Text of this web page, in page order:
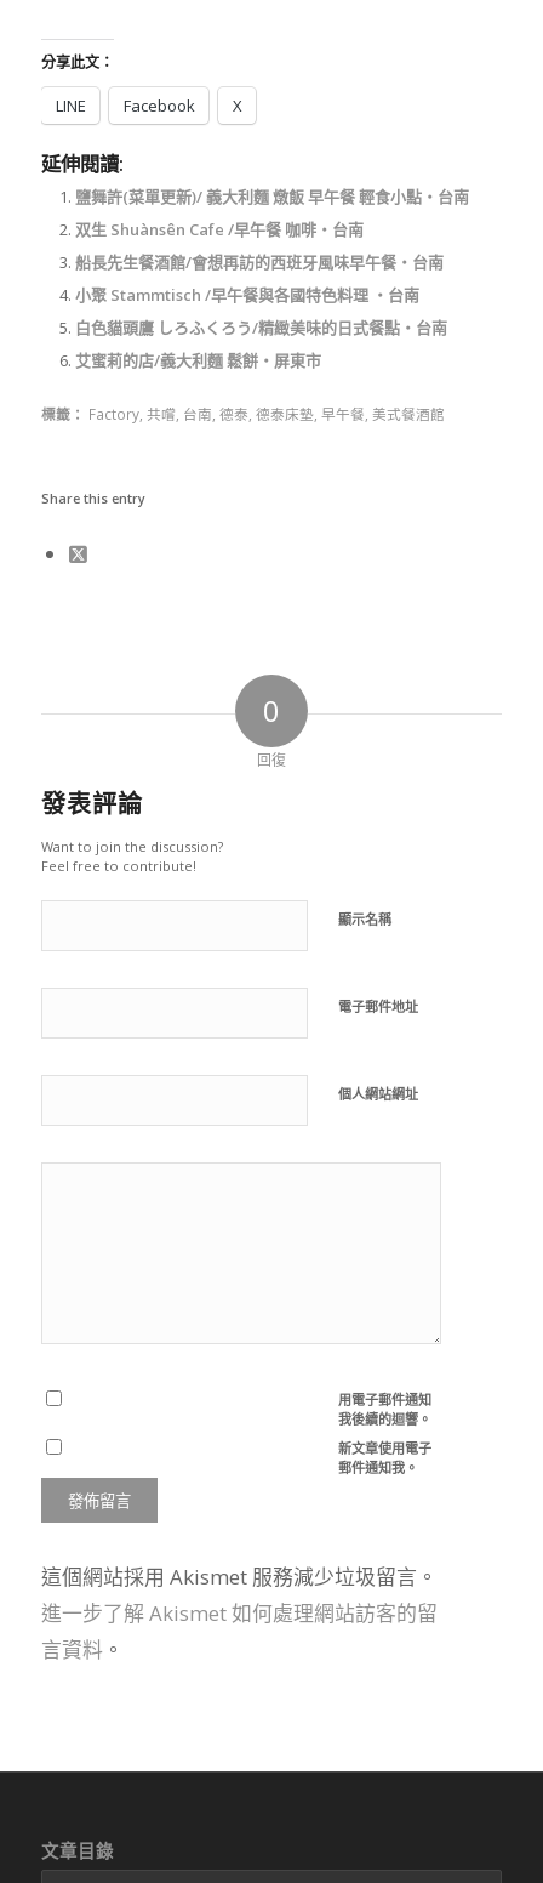
分享此文：
LINE Facebook X
延伸閱讀:
鹽舞許(菜單更新)/ 義大利麵 燉飯 早午餐 輕食小點‧台南
双生 Shuànsên Cafe /早午餐 咖啡‧台南
船長先生餐酒館/會想再訪的西班牙風味早午餐‧台南
小聚 Stammtisch /早午餐與各國特色料理 ‧台南
白色貓頭鷹 しろふくろう/精緻美味的日式餐點‧台南
艾蜜莉的店/義大利麵 鬆餅‧屏東市
標籤： Factory, 共嚐, 台南, 德泰, 德泰床墊, 早午餐, 美式餐酒館
Share this entry
0
回復
發表評論
Want to join the discussion?
Feel free to contribute!
顯示名稱
電子郵件地址
個人網站網址
用電子郵件通知
我後續的迴響。
新文章使用電子
郵件通知我。
這個網站採用 Akismet 服務減少垃圾留言。
進一步了解 Akismet 如何處理網站訪客的留
言資料。
文章目錄